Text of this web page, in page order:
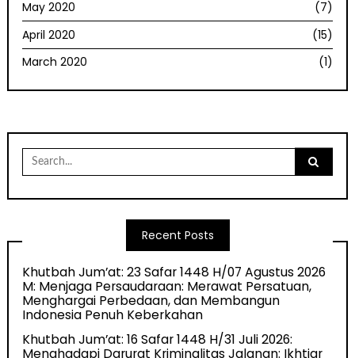
May 2020
(7)
April 2020
(15)
March 2020
(1)
Search
for:
Recent Posts
Khutbah Jum’at: 23 Safar 1448 H/07 Agustus 2026
M: Menjaga Persaudaraan: Merawat Persatuan,
Menghargai Perbedaan, dan Membangun
Indonesia Penuh Keberkahan
Khutbah Jum’at: 16 Safar 1448 H/31 Juli 2026:
Menghadapi Darurat Kriminalitas Jalanan: Ikhtiar